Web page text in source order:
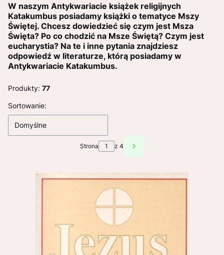
W naszym Antykwariacie książek religijnych
Katakumbus posiadamy książki o tematyce Mszy
Świętej. Chcesz dowiedzieć się czym jest Msza
Święta? Po co chodzić na Msze Świętą? Czym jest
eucharystia? Na te i inne pytania znajdziesz
odpowiedź w literaturze, którą posiadamy w
Antykwariacie Katakumbus.
Produkty: 77
Lista produktów
Sortowanie:
Domyślne
Strona z 4 Następne produkty